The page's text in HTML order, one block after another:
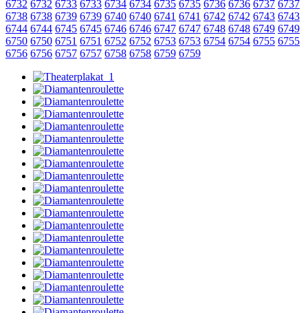
6732 6732 6733 6733 6734 6734 6735 6735 6736 6736 6737 6737
6738 6738 6739 6739 6740 6740 6741 6741 6742 6742 6743 6743
6744 6744 6745 6745 6746 6746 6747 6747 6748 6748 6749 6749
6750 6750 6751 6751 6752 6752 6753 6753 6754 6754 6755 6755
6756 6756 6757 6757 6758 6758 6759 6759